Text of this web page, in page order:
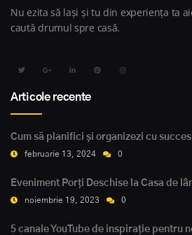
Nu ezita să lași și tu din experiența ta
caută drumul spre casă.
Articole recente
Cum să planifici și organizezi cu
februarie 13, 2024 0
Eveniment Porți Deschise la Casa de
noiembrie 19, 2023 0
5 canale YouTube de inspirație pentru